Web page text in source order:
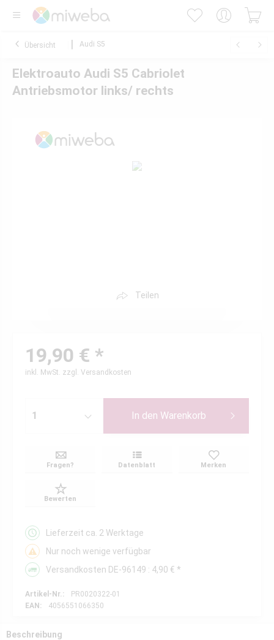
Übersicht Audi S5
Elektroauto Audi S5 Cabriolet
Antriebsmotor links/ rechts
Teilen
19,90 € *
inkl. MwSt. zzgl. Versandkosten
In den Warenkorb
Fragen? Datenblatt Merken
Bewerten
Lieferzeit ca. 2 Werktage
Nur noch wenige verfügbar
Versandkosten DE-96149 : 4,90 € *
Artikel-Nr.:
PR0020322-01
EAN:
4056551066350
Beschreibung